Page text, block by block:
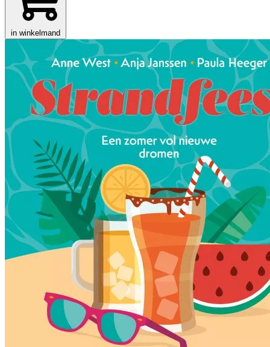
in winkelmand